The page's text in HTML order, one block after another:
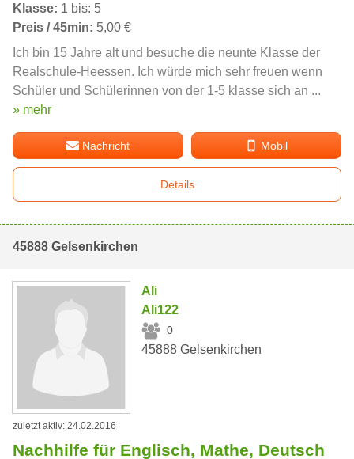
Klasse: 1 bis: 5
Preis / 45min: 5,00 €
Ich bin 15 Jahre alt und besuche die neunte Klasse der
Realschule-Heessen. Ich würde mich sehr freuen wenn
Schüler und Schülerinnen von der 1-5 klasse sich an ...
» mehr
Nachricht Mobil
Details
45888 Gelsenkirchen
Ali
Ali122
0
45888 Gelsenkirchen
zuletzt aktiv: 24.02.2016
Nachhilfe für Englisch, Mathe, Deutsch